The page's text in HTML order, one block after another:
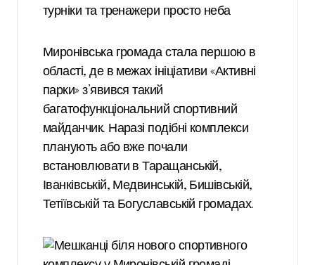
Миронівська громада стала першою в
області, де в межах ініціативи «Активні
парки» з’явився такий
багатофункціональний спортивний
майданчик. Наразі подібні комплекси
планують або вже почали
встановлювати в Таращанській,
Іванківській, Медвинській, Бишівській,
Тетіївській та Богуславській громадах.